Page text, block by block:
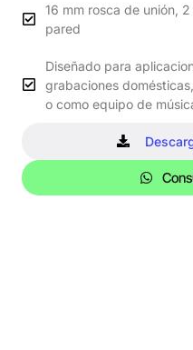
16 mm rosca de unión,
pared
Diseñado para
grabaciones
o como equipo de